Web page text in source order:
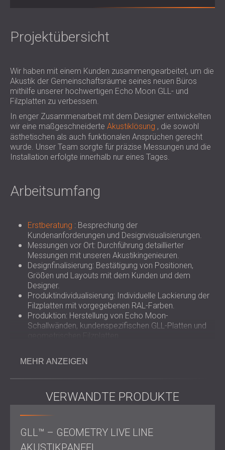
SCHALLSCHUTZ UND AKUSTIK FÜR
SCHALLDÄMMUNG UND
AKUSTIKLÖSUNGEN FÜR
SCHALLSCHUTZ UND AKUSTIK FÜR
BILDUNGSEINRICHTUNGEN
SCHALLSCHUTZ UND AKUSTIK FÜR
GESUNDHEITSEINRICHTUNGE
SCHALLSCHUTZ UND
AKUSTIKLÖSUNGEN FÜR DEN
AUDIOLOGIEBEREICH
SCHALLDÄMMUNG UND
RECHENZENTREN
РОССИЯ (RU)
Projektübersicht
Wir haben mit einem Kunden zusammengearbeitet, um die
Akustik der Gemeinschaftsräume seines neuen Büros
mithilfe unserer hochwertigen Echo Moon GLL- und
Filzplatten zu verbessern.
In enger Zusammenarbeit mit dem Designer entwickelten
wir eine maßgeschneiderte Akustiklösung , die sowohl
ästhetischen als auch funktionalen Ansprüchen gerecht
wurde. Unser Team sorgte für präzise Messungen und die
Installation erfolgte innerhalb nur eines Tages.
Arbeitsumfang
Erstberatung : Besprechung der
Kundenanforderungen und Designvisualisierungen.
Messungen vor Ort: Durchführung detaillierter
Messungen mit unseren Akustikingenieuren.
Designfinalisierung: Bestätigung von Positionen,
Größen und Layouts mit dem Kunden und dem
Designer.
Produktindividualisierung: Individuelle Lackierung der
Filzplatten mit vorgegebenen RAL-Farben.
Produktion: Herstellung von Echo Moon-
Schallwänden, kundenspezifischen GLL-Platten und
aller Akustikplatten.
Herausforderung
Lösung zu entwickeln, die sich nahtlos in die
Visualisierungen des Designers einfügt und gleichzeitig die
MEHR ANZEIGEN
VERWANDTE PRODUKTE
GLL™ – GEOMETRY LIVE LINE
AKUSTIKPANEEL